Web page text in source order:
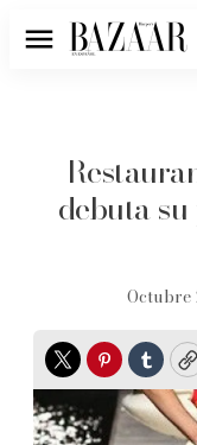
Menú
debuta
Octubre
TwitterPinterest